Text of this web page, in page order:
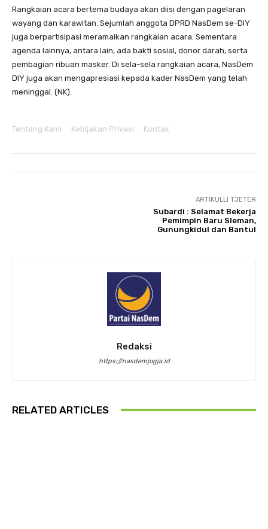
Rangkaian acara bertema budaya akan diisi dengan pagelaran
wayang dan karawitan. Sejumlah anggota DPRD NasDem se-DIY
juga berpartisipasi meramaikan rangkaian acara. Sementara
agenda lainnya, antara lain, ada bakti sosial, donor darah, serta
pembagian ribuan masker. Di sela-sela rangkaian acara, NasDem
DIY juga akan mengapresiasi kepada kader NasDem yang telah
meninggal. (NK).
Tentang Kami Kebijakan Privasi Kontak
ARTIKULLI TJETËR
Subardi : Selamat Bekerja
Pemimpin Baru Sleman,
Gunungkidul dan Bantul
Redaksi
https://nasdemjogja.id
RELATED ARTICLES